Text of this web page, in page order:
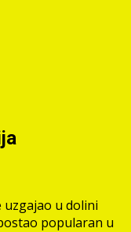
uzgajao u dolini
popularan u